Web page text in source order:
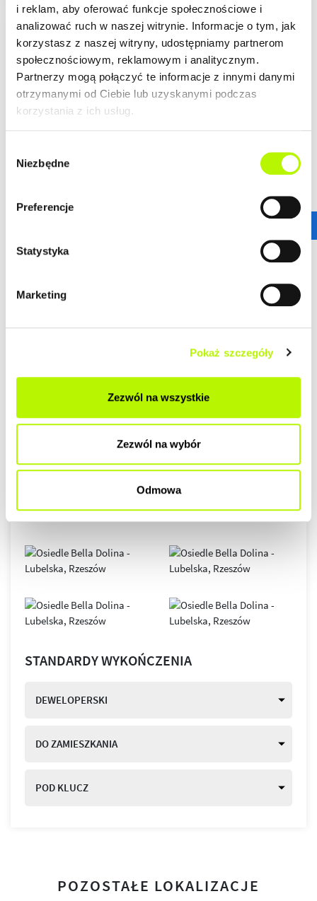
i reklam, aby oferować funkcje społecznościowe i
analizować ruch w naszej witrynie. Informacje o tym, jak
korzystasz z naszej witryny, udostępniamy partnerom
społecznościowym, reklamowym i analitycznym.
Partnerzy mogą połączyć te informacje z innymi danymi
otrzymanymi od Ciebie lub uzyskanymi podczas
korzystania z ich usług.
zgody
Niezbędne
Preferencje
Statystyka
Marketing
Pokaż szczegóły
Zezwól na wszystkie
Zezwól na wybór
Odmowa
LOKALIZACJA
Bella Dolina to nasze drugie, realizowane kompleksowo,
a zarazem całkowicie od podstaw osiedle w Rzeszowie.
Rzeszowianom żyło się komfortowo. Lokalizacja ta
gwarantuje wprost niesamowitą dostępność
Stąd wszędzie jest blisko!
STANDARDY WYKOŃCZENIA
DEWELOPERSKI
DO ZAMIESZKANIA
POD KLUCZ
POZOSTAŁE LOKALIZACJE